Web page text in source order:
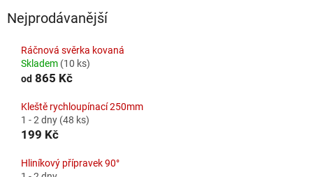
Nejprodávanější
Ráčnová svěrka kovaná
Skladem (10 ks)
od 865 Kč
Kleště rychloupínací 250mm
1 - 2 dny (48 ks)
199 Kč
Hliníkový přípravek 90°